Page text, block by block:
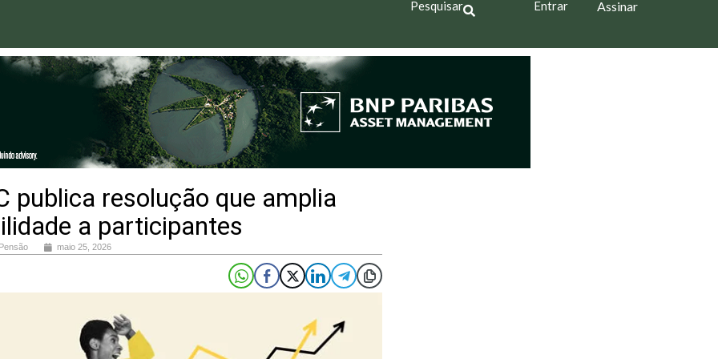
Pesquisar Entrar Assinar
publica resolução que amplia
a participantes
maio 25, 2026